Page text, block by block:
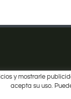
y mostrarle
acepta su uso.